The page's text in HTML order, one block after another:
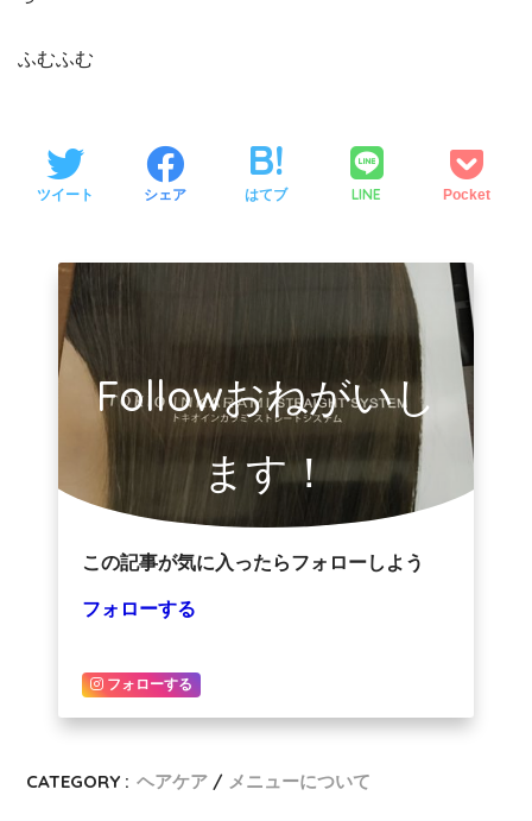
ふむふむ
ツイート シェア はてブ LINE Pocket
Followおねがいし
ます！
この記事が気に入ったらフォローしよう
フォローする
フォローする
CATEGORY : ヘアケア メニューについて